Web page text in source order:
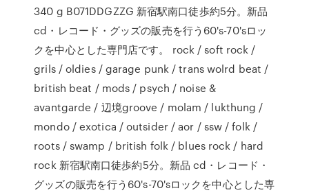
340 g B071DDGZZG 新宿駅南口徒歩約5分。新品
cd・レコード・グッズの販売を行う60's-70'sロッ
クを中心とした専門店です。 rock / soft rock /
grils / oldies / garage punk / trans wolrd beat /
british beat / mods / psych / noise &
avantgarde / 辺境groove / molam / lukthung /
mondo / exotica / outsider / aor / ssw / folk /
roots / swamp / british folk / blues rock / hard
rock 新宿駅南口徒歩約5分。新品 cd・レコード・
グッズの販売を行う60's-70'sロックを中心とした専